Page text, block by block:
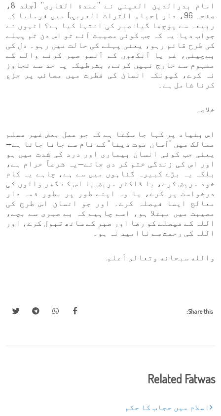
امام بدرالدین العینی نے ''عمدة القاری'' (جلد 8،
صفحہ 96، دار إحياء التراث العربي) میں فرمایا کہ
ربیعہ سے پوچھا گیا: صبر کی انتہا کیا ہے؟ انہوں نے
جواب دیا: یہ کہ جب کوئی مصیبت آئے تو اس دن تم پہلے
کی طرح قائم رہو، یعنی پہلے کی حالت میں رہو۔ دل کی
بےچینی، غم یا آنکھوں کے آنسو صبر کرنے والے کے
مفہوم سے خارج نہیں کرتے، بشرطیکہ یہ حد سے تجاوز
نہ کرے، کیونکہ انسان کی فطرت میں مصائب پر جزع
کرنا شامل ہے۔
خلاصہ
اس بنیاد پر کہا جا سکتا ہے کہ جو عمل بعض غیر مسلم
ممالک میں "آسان موت دینا" کے نام سے جانا جاتا ہے—
یعنی جب کوئی انسان بیماری اور درد کی شدت میں ہو
اور اس کی زندگی ختم کر دی جائے—یہ شرعاً حرام ہے،
بلکہ یہ بڑے کبیرہ گناہوں میں سے ہے، چاہے یہ کام
خود مریض کرے، یا ڈاکٹر مریض یا اس کے گھر والوں کی
درخواست پر کرے، یا وہ اپنے طور پر بطور ذمہ دار
معالج ایسا فیصلہ کرے۔ اور جو انسان اس طرح کی
مصیبت میں مبتلا ہو، اسے چاہیے کہ بے صبری سے بچے،
اللہ کے فیصلے کو رضا اور صبر کے ساتھ قبول کرے، اور
اللہ کی رحمت سے ناامید نہ ہو۔
والله سبحانه وتعالى أعلم.
Share this:
Related Fatwas
اسلام میں حجاب کا حکم